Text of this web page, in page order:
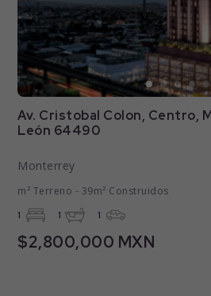
Av. Cristobal Colon, Centro,
León 64490
Monterrey
m² Terreno - 39m² Construidos
1 1 1
$2,800,000 MXN